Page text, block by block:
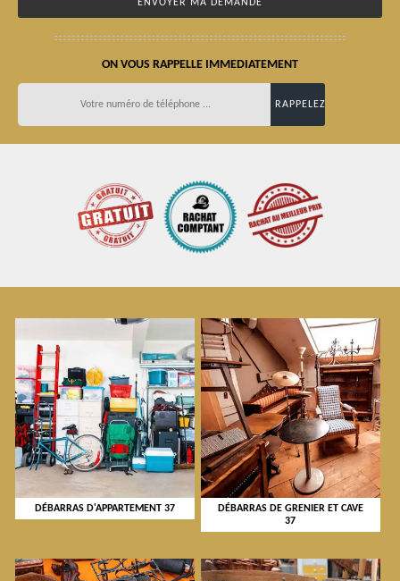
ON VOUS RAPPELLE IMMEDIATEMENT
DÉBARRAS D'APPARTEMENT 37
DÉBARRAS DE GRENIER ET CAVE
37